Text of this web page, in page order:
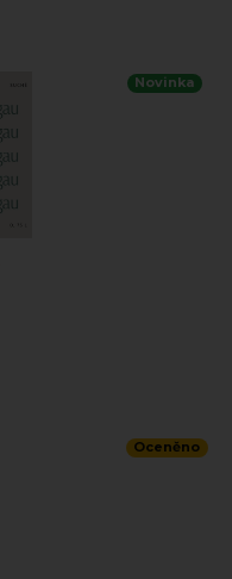
Novinka
Oceněno